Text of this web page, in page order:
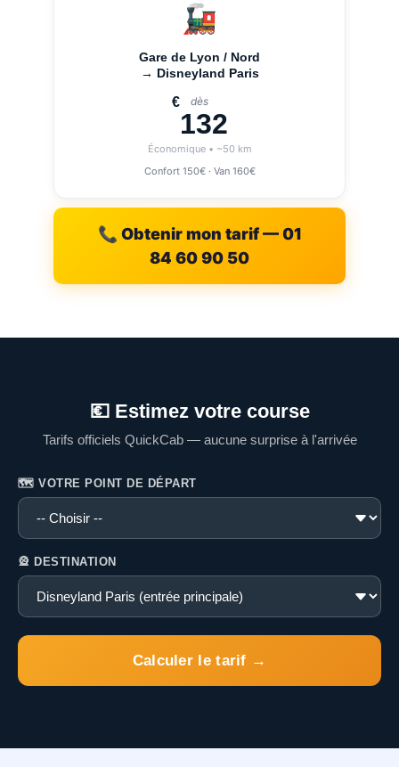
🚂
Gare de Lyon / Nord
→ Disneyland Paris
dès
€
132
Économique • ~50 km
Confort 150€ · Van 160€
📞 Obtenir mon tarif — 01
84 60 90 50
💶 Estimez votre course
Tarifs officiels QuickCab — aucune surprise à l'arrivée
🗺️ VOTRE POINT DE DÉPART
🎡 DESTINATION
Calculer le tarif →